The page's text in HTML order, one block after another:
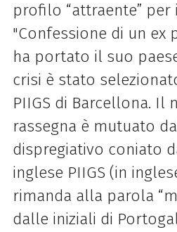
profilo “attraente” per
"Confessione di un ex
ha portato il suo
crisi è stato
PIIGS di Barcellona. Il
rassegna è mutuato
dispregiativo coniato
inglese PIIGS (in
rimanda alla parola
dalle iniziali di